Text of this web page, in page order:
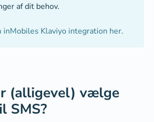
af dit behov.
Klaviyo integration her.
(alligevel) vælge
SMS?